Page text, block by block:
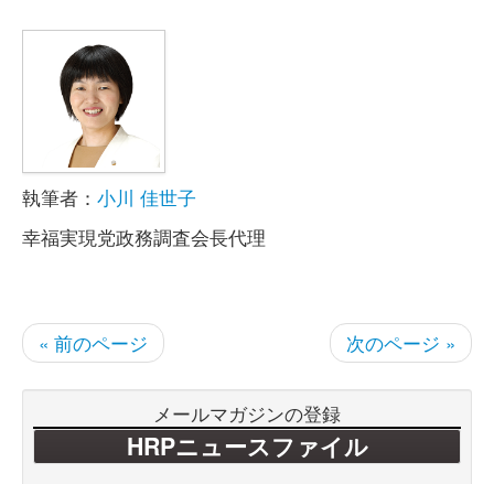
執筆者： 小川 佳世子
幸福実現党政務調査会長代理
« 前のページ 次のページ »
メールマガジンの登録
HRPニュースファイル